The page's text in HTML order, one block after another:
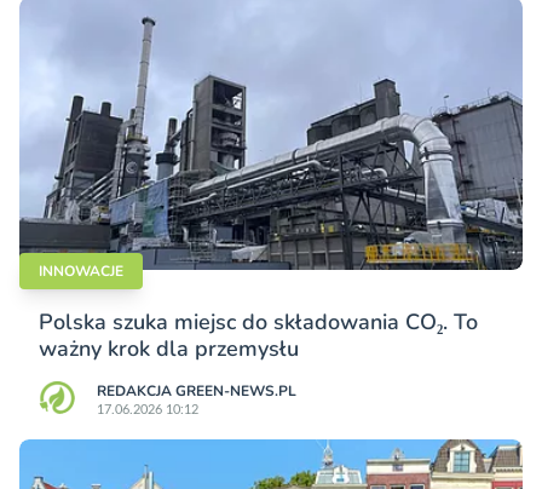
INNOWACJE
Polska szuka miejsc do składowania CO₂. To
ważny krok dla przemysłu
REDAKCJA GREEN-NEWS.PL
17.06.2026 10:12